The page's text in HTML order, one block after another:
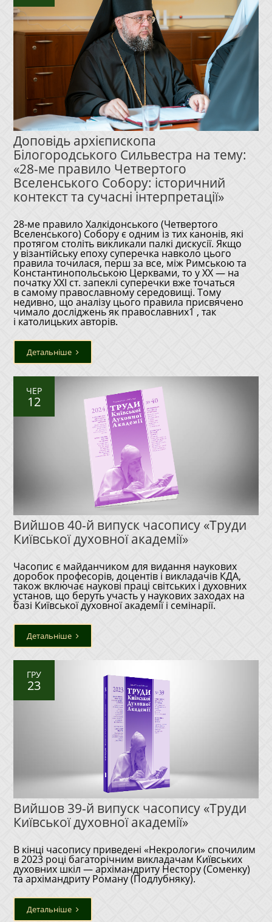
Доповідь архієпископа
Білогородського Сильвестра на тему:
«28-ме правило Четвертого
Вселенського Собору: історичний
контекст та сучасні інтерпретації»
28-ме правило Халкідонського (Четвертого
Вселенського) Собору є одним із тих канонів, які
протягом століть викликали палкі дискусії. Якщо
у візантійську епоху суперечка навколо цього
правила точилася, перш за все, між Римською та
Константинопольською Церквами, то у ХХ — на
початку ХХІ ст. запеклі суперечки вже точаться
в самому православному середовищі. Тому
недивно, що аналізу цього правила присвячено
чимало досліджень як православних1 , так
і католицьких авторів.
Детальніше
ЧЕР
12
Вийшов 40-й випуск часопису «Труди
Київської духовної академії»
Часопис є майданчиком для видання наукових
доробок професорів, доцентів і викладачів КДА,
також включає наукові праці світських і духовних
установ, що беруть участь у наукових заходах на
базі Київської духовної академії і семінарії.
Детальніше
ГРУ
23
Вийшов 39-й випуск часопису «Труди
Київської духовної академії»
В кінці часопису приведені «Некрологи» спочилим
в 2023 році багаторічним викладачам Київських
духовних шкіл — архімандриту Нестору (Соменку)
та архімандриту Роману (Подлубняку).
Детальніше